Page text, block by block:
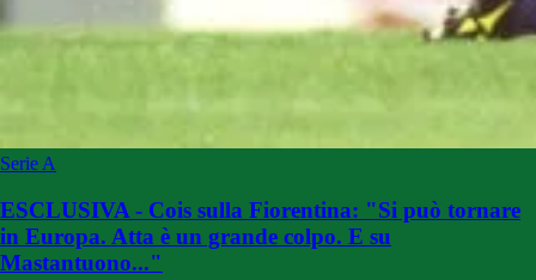
Serie A
ESCLUSIVA - Cois sulla Fiorentina: "Si può tornare
in Europa. Atta è un grande colpo. E su
Mastantuono..."